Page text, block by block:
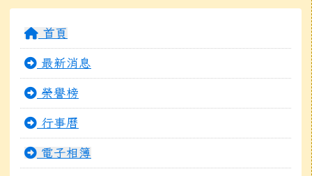
首頁
最新消息
榮譽榜
行事曆
電子相簿